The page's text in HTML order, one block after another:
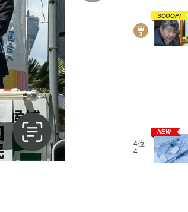
「つばさの党の選挙妨害
SCOOP!
4位
4
NEW